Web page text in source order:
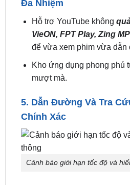
VieON, FPT Play, Zing MP3
để vừa xem phim vừa dẫn
Kho ứng dụng phong phú
mượt mà.
5. Dẫn Đường Và Tra
Cảnh báo giới hạn tốc độ và
Tích hợp Google Maps